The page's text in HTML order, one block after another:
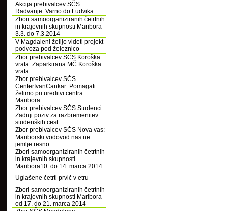
Akcija prebivalcev SČS
Radvanje: Varno do Ludvika
Zbori samoorganiziranih četrtnih
in krajevnih skupnosti Maribora
3.3. do 7.3.2014
V Magdaleni želijo videti projekt
podvoza pod železnico
Zbor prebivalcev SČS Koroška
vrata: Zaparkirana MČ Koroška
vrata
Zbor prebivalcev SČS
CenterIvanCankar: Pomagati
želimo pri ureditvi centra
Maribora
Zbor prebivalcev SČS Studenci:
Zadnji poziv za razbremenitev
studenških cest
Zbor prebivalcev SČS Nova vas:
Mariborski vodovod nas ne
jemlje resno
Zbori samoorganiziranih četrtnih
in krajevnih skupnosti
Maribora10. do 14. marca 2014
Uglašene četrti prvič v etru
Zbori samoorganiziranih četrtnih
in krajevnih skupnosti Maribora
od 17. do 21. marca 2014